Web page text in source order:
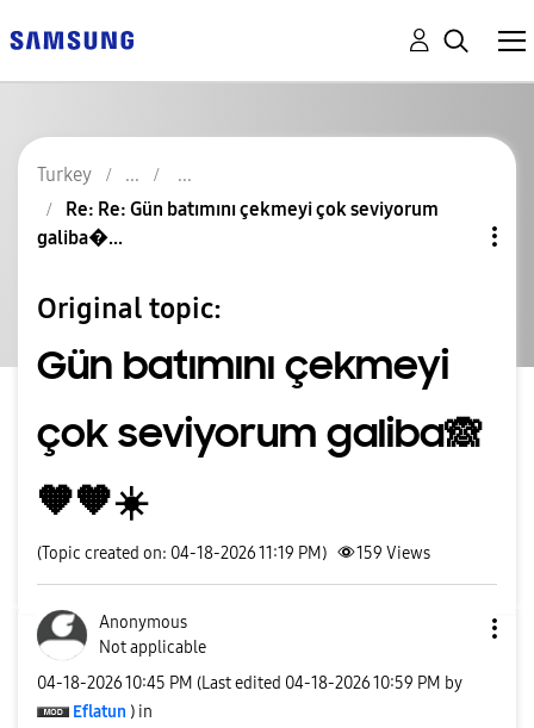
Turkey
Re: Re: Gün batımını çekmeyi çok seviyorum
galiba�...
Original topic:
Gün batımını çekmeyi
çok seviyorum galiba🙈
🧡🧡☀️
(Topic created on: 04-18-2026 11:19 PM) 159 Views
Anonymous
Not applicable
‎04-18-202610:45 PM (Last edited ‎04-18-202610:59 PM by
Eflatun ) in